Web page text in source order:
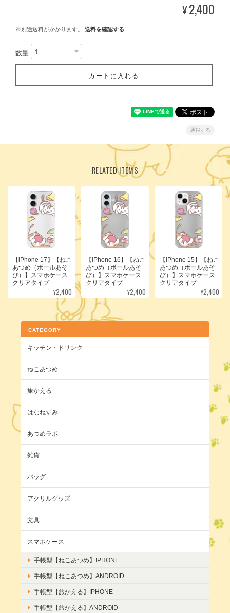
¥2,400
※別途送料がかかります。 送料を確認する
数量
カートに入れる
通報する
RELATED ITEMS
【iPhone 17】【ねこ
あつめ（ボールあそ
び）】スマホケース
クリアタイプ
¥2,400
【iPhone 16】【ねこ
あつめ（ボールあそ
び）】スマホケース
クリアタイプ
¥2,400
【iPhone 15】【ねこ
あつめ（ボールあそ
び）】スマホケース
クリアタイプ
¥2,400
CATEGORY
キッチン・ドリンク
ねこあつめ
旅かえる
はなねずみ
あつめラボ
雑貨
バッグ
アクリルグッズ
文具
スマホケース
手帳型【ねこあつめ】IPHONE
手帳型【ねこあつめ】ANDROID
手帳型【旅かえる】IPHONE
手帳型【旅かえる】ANDROID